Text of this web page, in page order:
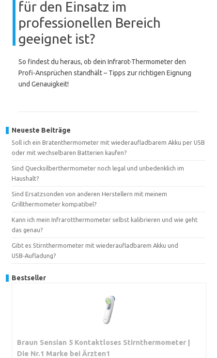
für den Einsatz im
professionellen Bereich
geeignet ist?
So findest du heraus, ob dein Infrarot-Thermometer den
Profi-Ansprüchen standhält – Tipps zur richtigen Eignung
und Genauigkeit!
Neueste Beiträge
Soll ich ein Bratenthermometer mit wiederaufladbarem Akku per USB
oder mit wechselbaren Batterien kaufen?
Sind Quecksilberthermometer noch legal und unbedenklich im
Haushalt?
Sind Ersatzsonden von anderen Herstellern mit meinem
Grillthermometer kompatibel?
Kann ich mein Infrarotthermometer selbst kalibrieren und wie geht
das genau?
Gibt es Stirnthermometer mit wiederaufladbarem Akku und
USB‑Aufladung?
Bestseller
Braun Sensian 5 Kontaktloses Stirnthermometer |
Die Nr.1 Marke bei Ärzten1